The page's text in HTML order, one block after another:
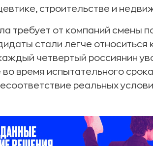
строительстве и
требует от компаний смены
стали легче
четвертый россиянин
во время испытательного
реальных